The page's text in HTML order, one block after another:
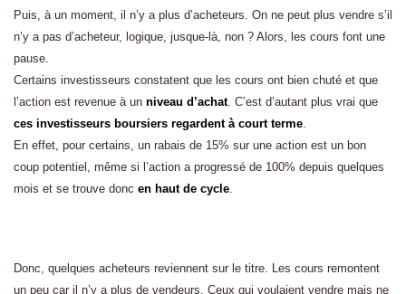
Puis, à un moment, il n’y a plus d’acheteurs. On ne peut plus vendre s’il
n’y a pas d’acheteur, logique, jusque-là, non ? Alors, les cours font une
pause.
Certains investisseurs constatent que les cours ont bien chuté et que
l’action est revenue à un niveau d’achat. C’est d’autant plus vrai que
ces investisseurs boursiers regardent à court terme.
En effet, pour certains, un rabais de 15% sur une action est un bon
coup potentiel, même si l’action a progressé de 100% depuis quelques
mois et se trouve donc en haut de cycle.
Donc, quelques acheteurs reviennent sur le titre. Les cours remontent
un peu car il n’y a plus de vendeurs. Ceux qui voulaient vendre mais ne